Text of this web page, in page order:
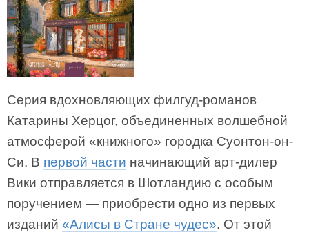
Серия вдохновляющих филгуд-романов
Катарины Херцог, объединенных волшебной
атмосферой «книжного» городка Суонтон-он-
Си. В первой части начинающий арт-дилер
Вики отправляется в Шотландию с особым
поручением — приобрести одно из первых
изданий «Алисы в Стране чудес». От этой